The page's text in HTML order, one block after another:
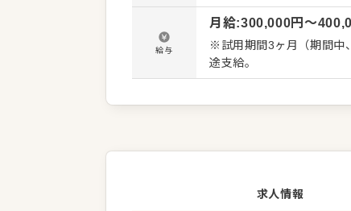
表会での賞金あり。月9日
が早く、キャリアアップ
業態多数で働けます。
給与
月給:300,000円〜
※試用期間3ヶ月（期間中
途支給。
求人情報